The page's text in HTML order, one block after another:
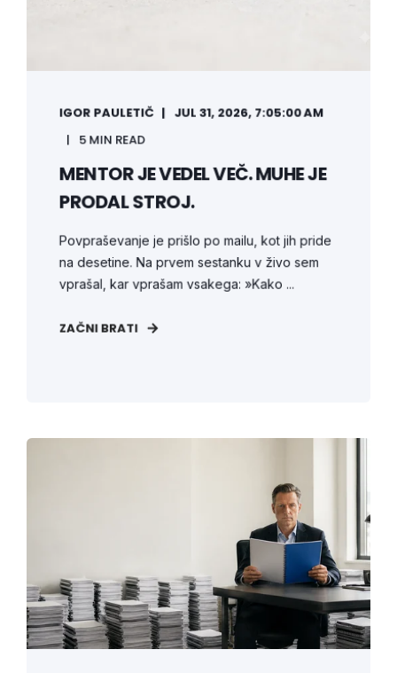
IGOR PAULETIČ
JUL 31, 2026, 7:05:00 AM
5 MIN READ
MENTOR JE VEDEL VEČ. MUHE JE
PRODAL STROJ.
Povpraševanje je prišlo po mailu, kot jih pride
na desetine. Na prvem sestanku v živo sem
vprašal, kar vprašam vsakega: »Kako ...
ZAČNI BRATI